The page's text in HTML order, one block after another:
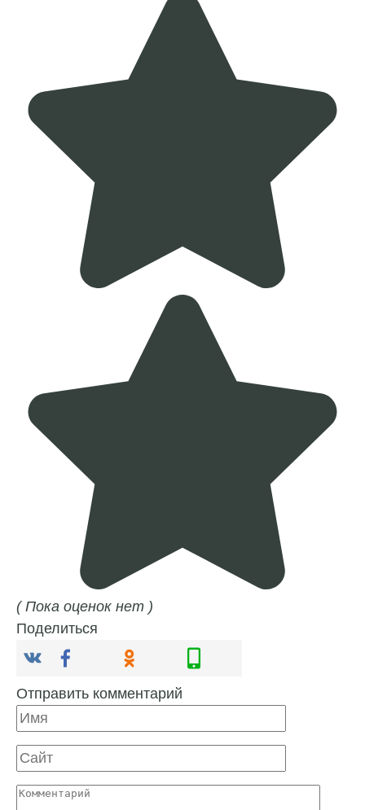
( Пока оценок нет )
Поделиться
Отправить комментарий
Имя
Сайт
Комментарий